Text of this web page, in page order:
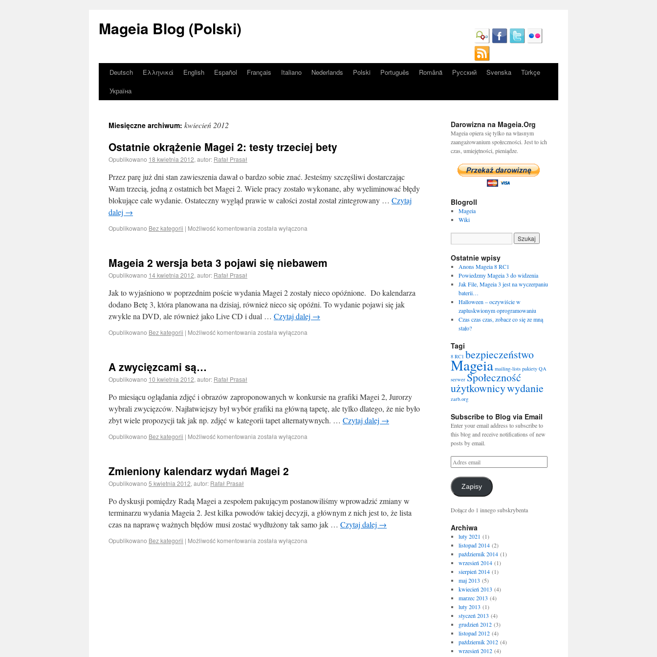
Mageia Blog (Polski)
Deutsch Ελληνικά English Español Français Italiano Nederlands Polski Português Română Русский Svenska
Türkçe
Україна
Miesięczne archiwum: kwiecień 2012
Ostatnie okrążenie Magei 2: testy trzeciej bety
Opublikowano 18 kwietnia 2012, autor: Rafał Prasał
Przez parę już dni stan zawieszenia dawał o bardzo sobie znać. Jesteśmy szczęśliwi dostarczając
Wam trzecią, jedną z ostatnich bet Magei 2. Wiele pracy zostało wykonane, aby wyeliminować błędy
blokujące całe wydanie. Ostateczny wygląd prawie w całości został został zintegrowany … Czytaj
dalej →
Opublikowano Bez kategorii | Możliwość komentowania została wyłączona
Mageia 2 wersja beta 3 pojawi się niebawem
Opublikowano 14 kwietnia 2012, autor: Rafał Prasał
Jak to wyjaśniono w poprzednim poście wydania Magei 2 zostały nieco opóźnione. Do kalendarza
dodano Betę 3, która planowana na dzisiaj, również nieco się opóźni. To wydanie pojawi się jak
zwykle na DVD, ale również jako Live CD i dual … Czytaj dalej →
Opublikowano Bez kategorii | Możliwość komentowania została wyłączona
A zwycięzcami są…
Opublikowano 10 kwietnia 2012, autor: Rafał Prasał
Po miesiącu oglądania zdjęć i obrazów zaproponowanych w konkursie na grafiki Magei 2, Jurorzy
wybrali zwycięzców. Najłatwiejszy był wybór grafiki na główną tapetę, ale tylko dlatego, że nie było
zbyt wiele propozycji tak jak np. zdjęć w kategorii tapet alternatywnych. … Czytaj dalej →
Opublikowano Bez kategorii | Możliwość komentowania została wyłączona
Zmieniony kalendarz wydań Magei 2
Opublikowano 5 kwietnia 2012, autor: Rafał Prasał
Po dyskusji pomiędzy Radą Magei a zespołem pakującym postanowiliśmy wprowadzić zmiany w
terminarzu wydania Mageia 2. Jest kilka powodów takiej decyzji, a głównym z nich jest to, że lista
czas na naprawę ważnych błędów musi zostać wydłużony tak samo jak … Czytaj dalej →
Opublikowano Bez kategorii | Możliwość komentowania została wyłączona
Darowizna na Mageia.Org
Mageia opiera się tylko na własnym
zaangażowanium społeczności. Jest to ich
czas, umiejętności, pieniądze.
Blogroll
Mageia
Wiki
Ostatnie wpisy
Anons Mageia 8 RC1
Powiedzmy Mageia 3 do widzenia
Jak File, Mageia 3 jest na wyczerpaniu
baterii…
Halloween – oczywiście w
zapluskwionym oprogramowaniu
Czas czas czas, zobacz co się ze mną
stało?
Tagi
8 RC1 bezpieczeństwo
Mageia mailing-lists pakiety QA
serwer Społeczność
użytkownicywydanie
zarb.org
Subscribe to Blog via Email
Enter your email address to subscribe to
this blog and receive notifications of new
posts by email.
Zapisy
Dołącz do 1 innego subskrybenta
Archiwa
luty 2021 (1)
listopad 2014(2)
październik 2014(1)
wrzesień 2014(1)
sierpień 2014(1)
maj 2013 (5)
kwiecień 2013 (4)
marzec 2013 (4)
luty 2013 (1)
styczeń 2013 (4)
grudzień 2012(3)
listopad 2012(4)
październik 2012(4)
wrzesień 2012(4)